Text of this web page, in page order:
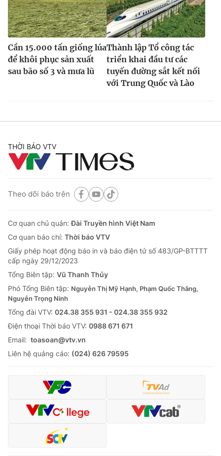
Cần 15.000 tấn giống lúa
để khôi phục sản xuất
sau bão số 3 và mưa lũ
Thành lập Tổ công tác
triển khai đầu tư các
tuyến đường sắt kết nối
với Trung Quốc và Lào
THỜI BÁO VTV
Theo dõi báo trên
Cơ quan chủ quản:Đài Truyền hình Việt Nam
Cơ quan báo chí: Thời báo VTV
Giấy phép hoạt động báo in và báo điện tử số 483/GP-BTTTT
cấp ngày 29/12/2023
Tổng Biên tập: Vũ Thanh Thủy
Phó Tổng Biên tập: Nguyễn Thị Mỹ Hạnh, Phạm Quốc Thắng,
Nguyễn Trọng Ninh
Tổng đài VTV: 024.38 355 931 - 024.38 355 932
Ðiện thoại Thời báo VTV: 0988 671 671
Email: toasoan@vtv.vn
Liên hệ quảng cáo: (024) 626 79595